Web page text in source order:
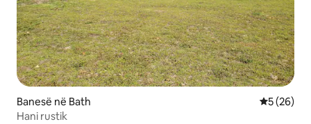
Banesë në Bath Vlerësimi
5 (26)
Hani rustik